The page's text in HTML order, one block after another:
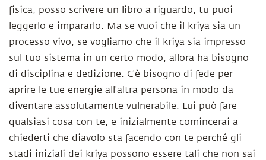
fisica, posso scrivere un libro a riguardo, tu puoi
leggerlo e impararlo. Ma se vuoi che il kriya sia un
processo vivo, se vogliamo che il kriya sia impresso
sul tuo sistema in un certo modo, allora ha bisogno
di disciplina e dedizione. C'è bisogno di fede per
aprire le tue energie all'altra persona in modo da
diventare assolutamente vulnerabile. Lui può fare
qualsiasi cosa con te, e inizialmente comincerai a
chiederti che diavolo sta facendo con te perché gli
stadi iniziali dei kriya possono essere tali che non sai